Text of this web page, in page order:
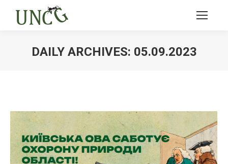
DAILY ARCHIVES: 05.09.2023